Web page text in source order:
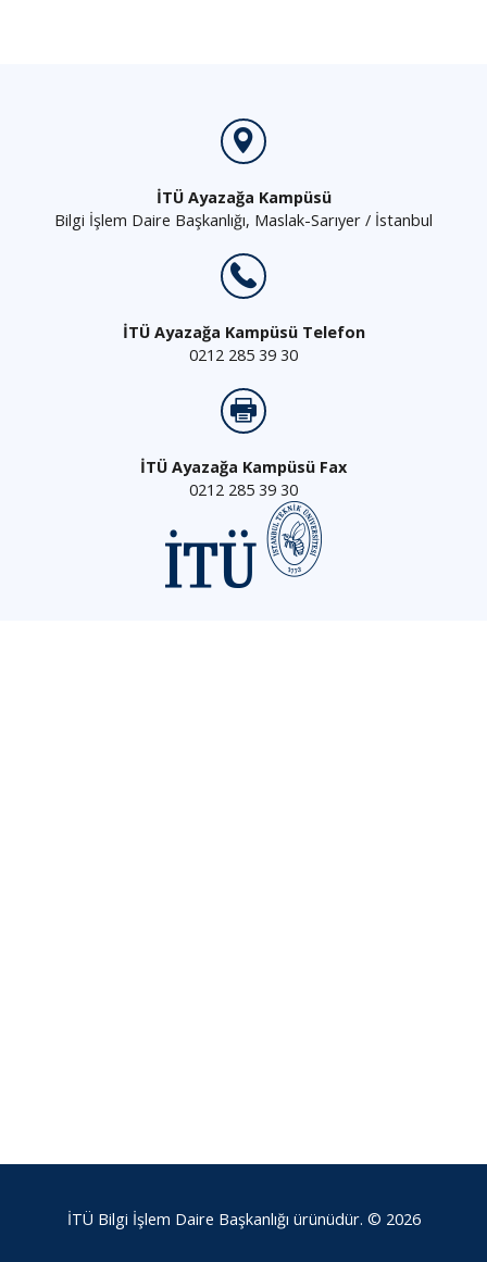
İTÜ Ayazağa Kampüsü
Bilgi İşlem Daire Başkanlığı, Maslak-Sarıyer / İstanbul
İTÜ Ayazağa Kampüsü Telefon
0212 285 39 30
İTÜ Ayazağa Kampüsü Fax
0212 285 39 30
İTÜ Bilgi İşlem Daire Başkanlığı ürünüdür. © 2026